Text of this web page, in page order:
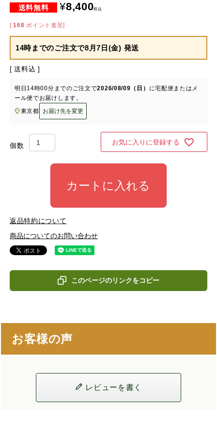
¥8,400税込
[ 168 ポイント進呈]
14時までのご注文で8月7日(金) 発送
送料込
明日 14時00分 までのご注文で2026/08/09（日） に宅配便またはメ
ール便でお届けします。
東京都
お届け先を変更
お気に入りに登録する
カートに入れる
返品特約について
商品についてのお問い合わせ
このページのリンクをコピー
お客様の声
レビューを書く